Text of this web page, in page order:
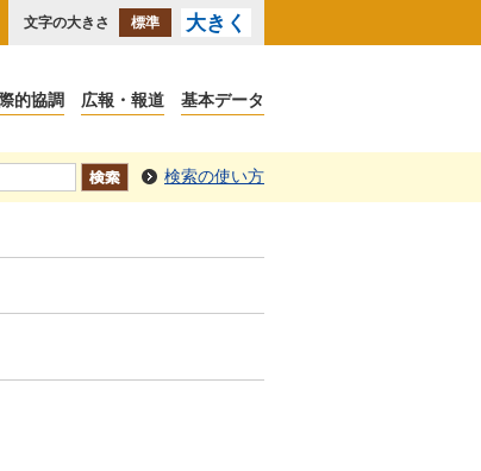
文字の大きさ 標準 大きく
的協調 広報・報道 基本データ
検索の使い方